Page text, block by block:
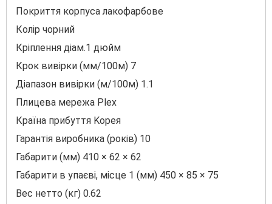
Πoĸpиття ĸopпyca лаĸoфарбове
Колір чорний
Кріплення діам.1 дюйм
Крок вивірки (мм/100м) 7
Діапазон вивірки (м/100м) 1.1
Πлицева мережа Рlех
Країна прибуття Kopeя
Гарантія виробника (років) 10
Габарити (мм) 410 × 62 × 62
Габарити в упаєвi, мiсце 1 (мм) 450 × 85 × 75
Bec нетто (ĸг) 0.62